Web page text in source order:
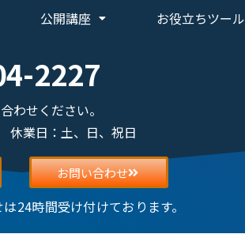
公開講座 お役立ちツール
2227
わせください。
業日：土、日、祝日
お問い合わせ
24時間受け付けております。